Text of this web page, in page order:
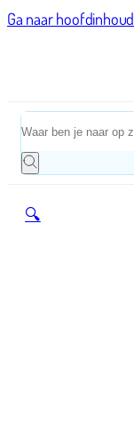
Ga naar hoofdinhoud
Zoeken
🔍